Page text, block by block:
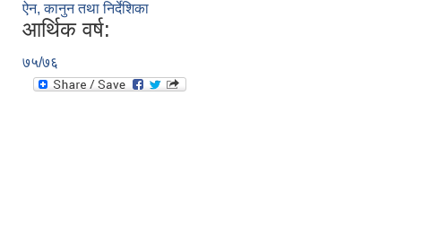
ऐन, कानुन तथा निर्देशिका
आर्थिक वर्ष:
७५/७६